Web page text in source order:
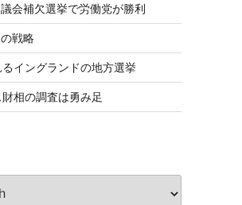
会補欠選挙で労働党が勝利
戦略
イングランドの地方選挙
相の調査は勇み足